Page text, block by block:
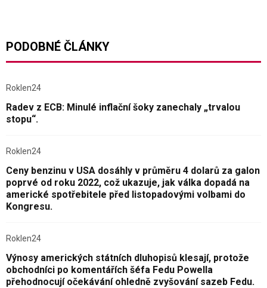
PODOBNÉ ČLÁNKY
Roklen24
Radev z ECB: Minulé inflační šoky zanechaly „trvalou
stopu“.
Roklen24
Ceny benzinu v USA dosáhly v průměru 4 dolarů za galon
poprvé od roku 2022, což ukazuje, jak válka dopadá na
americké spotřebitele před listopadovými volbami do
Kongresu.
Roklen24
Výnosy amerických státních dluhopisů klesají, protože
obchodníci po komentářích šéfa Fedu Powella
přehodnocují očekávání ohledně zvyšování sazeb Fedu.